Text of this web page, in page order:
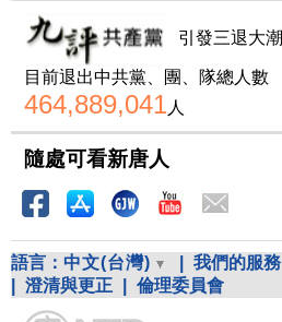
引發三退大潮
目前退出中共黨、團、隊總人數
464,889,041人
隨處可看新唐人
語言： 中文(台灣) 我們的服務
澄清與更正 倫理委員會